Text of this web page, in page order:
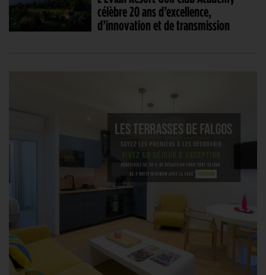
célèbre 20 ans d’excellence,
d’innovation et de transmission